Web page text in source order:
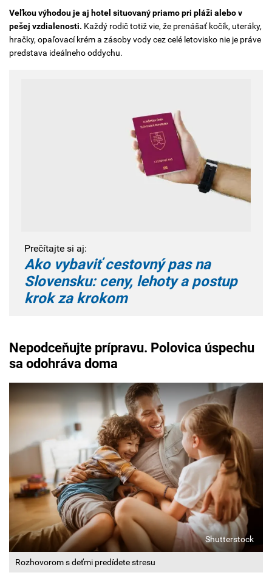
Veľkou výhodou je aj hotel situovaný priamo pri pláži alebo v
pešej vzdialenosti. Každý rodič totiž vie, že prenášať kočík, uteráky,
hračky, opaľovací krém a zásoby vody cez celé letovisko nie je práve
predstava ideálneho oddychu.
Prečítajte si aj:
Ako vybaviť cestovný pas na
Slovensku: ceny, lehoty a postup
krok za krokom
Nepodceňujte prípravu. Polovica úspechu
sa odohráva doma
Rozhovorom s deťmi predídete stresu
Shutterstock